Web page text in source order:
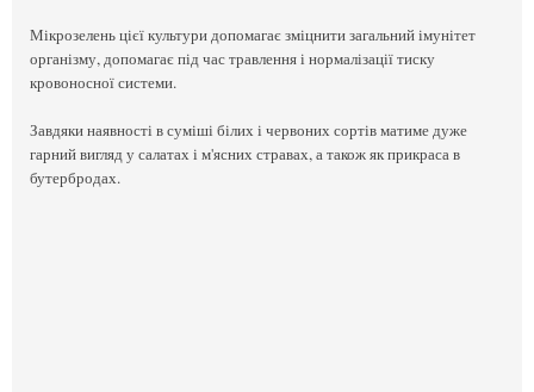
Мікрозелень цієї культури допомагає зміцнити загальний імунітет
організму, допомагає під час травлення і нормалізації тиску
кровоносної системи.
Завдяки наявності в суміші білих і червоних сортів матиме дуже
гарний вигляд у салатах і м'ясних стравах, а також як прикраса в
бутербродах.